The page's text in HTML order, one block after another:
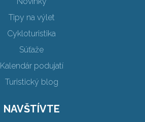
Tipy na výlet
Cykloturistika
Súťaže
Kalendár podujatí
Turistický blog
NAVŠTÍVTE